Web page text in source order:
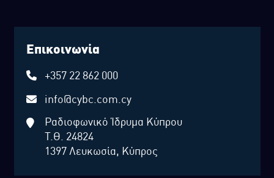
Επικοινωνία
+357 22 862 000
info@cybc.com.cy
Ραδιοφωνικό Ίδρυμα Κύπρου
Τ.Θ. 24824
1397 Λευκωσία, Κύπρος